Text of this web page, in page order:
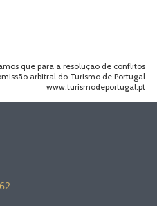
que para a resolução de conflitos
arbitral do Turismo de Portugal
www.turismodeportugal.pt